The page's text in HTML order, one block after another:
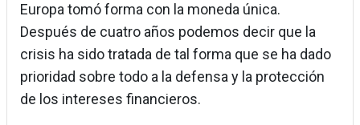
Europa tomó forma con la moneda única.
Después de cuatro años podemos decir que la
crisis ha sido tratada de tal forma que se ha dado
prioridad sobre todo a la defensa y la protección
de los intereses financieros.